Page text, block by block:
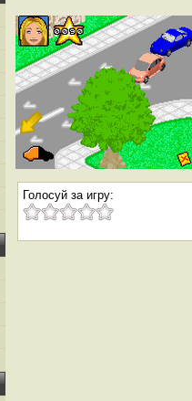
Голосуй за игру: